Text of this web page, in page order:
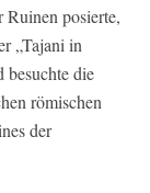
Ruinen posierte,
„Tajani in
besuchte die
römischen
der